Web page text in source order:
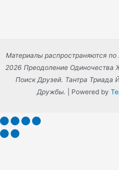
Материалы распространяются
2026 Преодоление
Поиск Друзей. Тантра
Дружбы. | Powered by